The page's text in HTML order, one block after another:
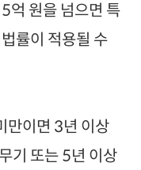
억 원을 넘으면 특
률이 적용될 수
만이면 3년 이상
기 또는 5년 이상